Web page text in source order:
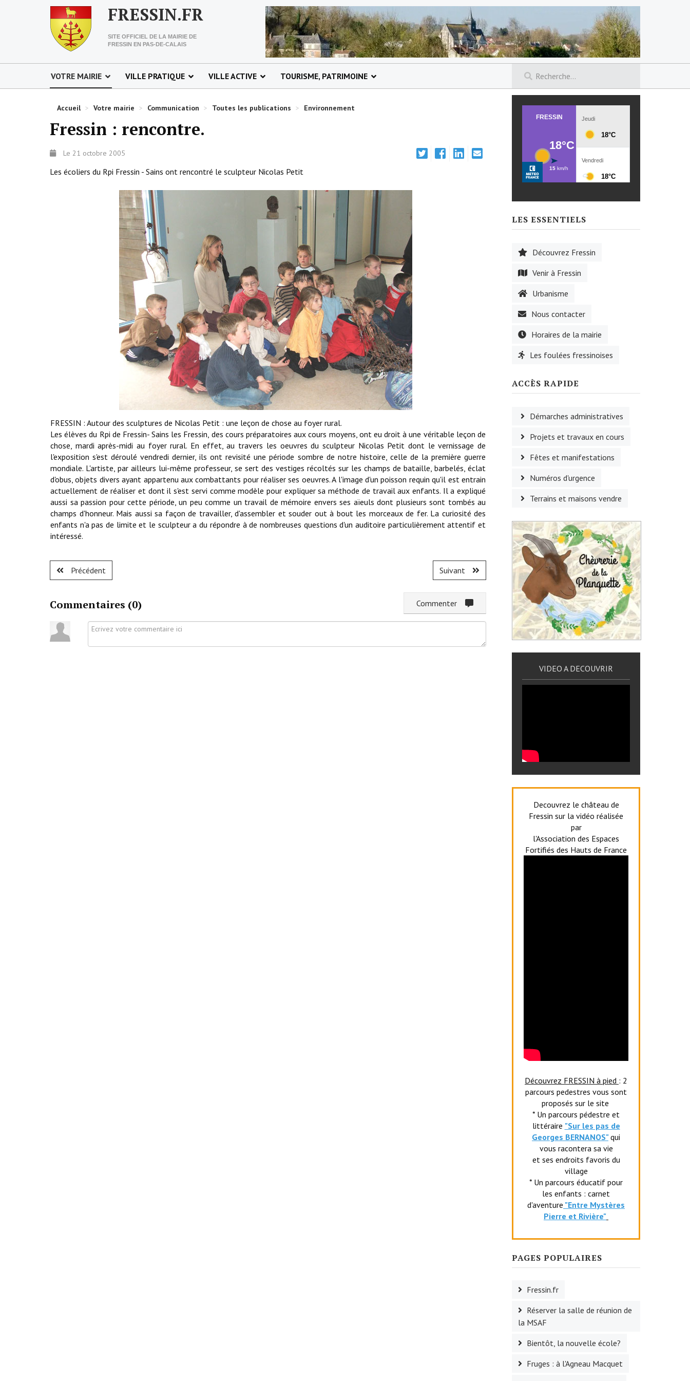
FRESSIN.FR
SITE OFFICIEL DE LA MAIRIE DE
FRESSIN EN PAS-DE-CALAIS
VOTRE MAIRIE VILLE PRATIQUE VILLE ACTIVE TOURISME, PATRIMOINE
Accueil > Votre mairie > Communication > Toutes les publications > Environnement
Fressin : rencontre.
Le 21 octobre 2005
Les écoliers du Rpi Fressin - Sains ont rencontré le sculpteur Nicolas Petit
FRESSIN : Autour des sculptures de Nicolas Petit : une leçon de chose au foyer rural.
Les élèves du Rpi de Fressin- Sains les Fressin, des cours préparatoires aux cours moyens, ont eu droit à une véritable leçon de
chose, mardi après-midi au foyer rural. En effet, au travers les oeuvres du sculpteur Nicolas Petit dont le vernissage de
l'exposition s'est déroulé vendredi dernier, ils ont revisité une période sombre de notre histoire, celle de la première guerre
mondiale. L'artiste, par ailleurs lui-même professeur, se sert des vestiges récoltés sur les champs de bataille, barbelés, éclat
d'obus, objets divers ayant appartenu aux combattants pour réaliser ses oeuvres. A l'image d'un poisson requin qu'il est entrain
actuellement de réaliser et dont il s'est servi comme modèle pour expliquer sa méthode de travail aux enfants. Il a expliqué
aussi sa passion pour cette période, un peu comme un travail de mémoire envers ses aïeuls dont plusieurs sont tombés au
champs d'honneur. Mais aussi sa façon de travailler, d'assembler et souder out à bout les morceaux de fer. La curiosité des
enfants n'a pas de limite et le sculpteur a du répondre à de nombreuses questions d'un auditoire particulièrement attentif et
intéressé.
Précédent Suivant
Commentaires (0)
LES ESSENTIELS
Découvrez Fressin
Venir à Fressin
Urbanisme
Nous contacter
Horaires de la mairie
Les foulées fressinoises
ACCÈS RAPIDE
Démarches administratives
Projets et travaux en cours
Fêtes et manifestations
Numéros d'urgence
Terrains et maisons vendre
VIDEO A DECOUVRIR
Decouvrez le château de
Fressin sur la vidéo réalisée
par
l'Association des Espaces
Fortifiés des Hauts de France
Découvrez FRESSIN à pied : 2
parcours pedestres vous sont
proposés sur le site
* Un parcours pédestre et
littéraire "Sur les pas de
Georges BERNANOS" qui
vous racontera sa vie
et ses endroits favoris du
village
* Un parcours éducatif pour
les enfants : carnet
d'aventure "Entre Mystères
Pierre et Rivière"
PAGES POPULAIRES
Fressin.fr
Réserver la salle de réunion de
la MSAF
Bientôt, la nouvelle école?
Fruges : à l'Agneau Macquet